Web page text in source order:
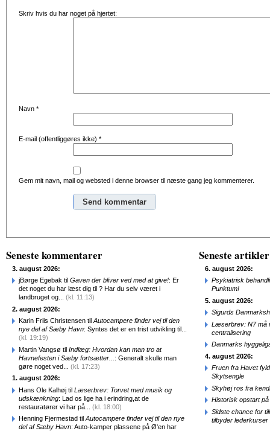
Skriv hvis du har noget på hjertet:
Navn *
E-mail (offentliggøres ikke) *
Gem mit navn, mail og websted i denne browser til næste gang jeg kommenterer.
Seneste kommentarer
3. august 2026:
jBørge Egebak til Gaven der bliver ved med at give!: Er
det noget du har læst dig til ? Har du selv været i
landbruget og... (kl. 11:13)
2. august 2026:
Karin Friis Christensen til Autocampere finder vej til den
nye del af Sæby Havn: Syntes det er en trist udvikling til...
(kl. 19:19)
Martin Vangsø til Indlæg: Hvordan kan man tro at
Havnefesten i Sæby fortsætter... : Generalt skulle man
gøre noget ved... (kl. 17:23)
1. august 2026:
Hans Ole Kalhøj til Læserbrev: Torvet med musik og
udskænkning: Lad os lige ha i erindring,at de
restauratører vi har på... (kl. 18:00)
Henning Fjermestad til Autocampere finder vej til den nye
del af Sæby Havn: Auto-kamper plassene på Ø'en har
Seneste artikler
6. august 2026:
Psykiatrisk
Punktum!
5. august 2026:
Sigurds
Læserbrev: N7 må
centralisering
Danmarks
4. august 2026:
Fruen fra Havet
Skytsengle
Skyhøj ros fra
Historisk opstart
Sidste chance for
tilbyder